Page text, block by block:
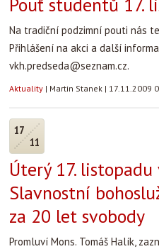
Na tradiční podzimní pouti nás
Přihlášení na akci a další
vkh.predseda@seznam.cz.
Aktuality | Martin Stanek | 17.11.2009
17
11
Úterý 17. listopadu
Slavnostní
za 20 let svobody
Promluví Mons. Tomáš Halík,